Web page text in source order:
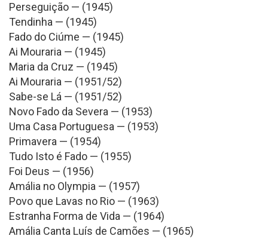
Perseguição — (1945)
Tendinha — (1945)
Fado do Ciúme — (1945)
Ai Mouraria — (1945)
Maria da Cruz — (1945)
Ai Mouraria — (1951/52)
Sabe-se Lá — (1951/52)
Novo Fado da Severa — (1953)
Uma Casa Portuguesa — (1953)
Primavera — (1954)
Tudo Isto é Fado — (1955)
Foi Deus — (1956)
Amália no Olympia — (1957)
Povo que Lavas no Rio — (1963)
Estranha Forma de Vida — (1964)
Amália Canta Luís de Camões — (1965)